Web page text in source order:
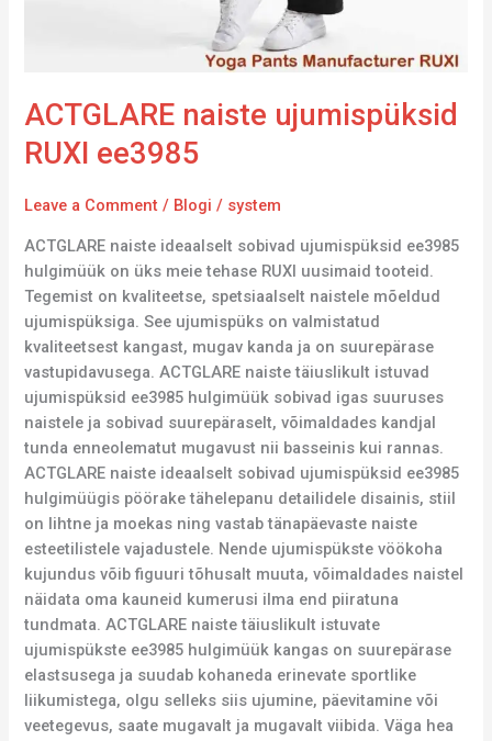
ACTGLARE naiste ujumispüksid
RUXI ee3985
Leave a Comment / Blogi / system
ACTGLARE naiste ideaalselt sobivad ujumispüksid ee3985
hulgimüük on üks meie tehase RUXI uusimaid tooteid.
Tegemist on kvaliteetse, spetsiaalselt naistele mõeldud
ujumispüksiga. See ujumispüks on valmistatud
kvaliteetsest kangast, mugav kanda ja on suurepärase
vastupidavusega. ACTGLARE naiste täiuslikult istuvad
ujumispüksid ee3985 hulgimüük sobivad igas suuruses
naistele ja sobivad suurepäraselt, võimaldades kandjal
tunda enneolematut mugavust nii basseinis kui rannas.
ACTGLARE naiste ideaalselt sobivad ujumispüksid ee3985
hulgimüügis pöörake tähelepanu detailidele disainis, stiil
on lihtne ja moekas ning vastab tänapäevaste naiste
esteetilistele vajadustele. Nende ujumispükste vöökoha
kujundus võib figuuri tõhusalt muuta, võimaldades naistel
näidata oma kauneid kumerusi ilma end piiratuna
tundmata. ACTGLARE naiste täiuslikult istuvate
ujumispükste ee3985 hulgimüük kangas on suurepärase
elastsusega ja suudab kohaneda erinevate sportlike
liikumistega, olgu selleks siis ujumine, päevitamine või
veetegevus, saate mugavalt ja mugavalt viibida. Väga hea